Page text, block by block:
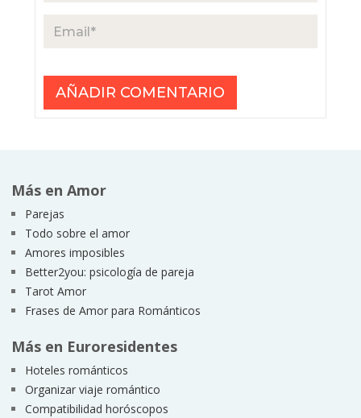
Más en Amor
Parejas
Todo sobre el amor
Amores imposibles
Better2you: psicología de pareja
Tarot Amor
Frases de Amor para Románticos
Más en Euroresidentes
Hoteles románticos
Organizar viaje romántico
Compatibilidad horóscopos